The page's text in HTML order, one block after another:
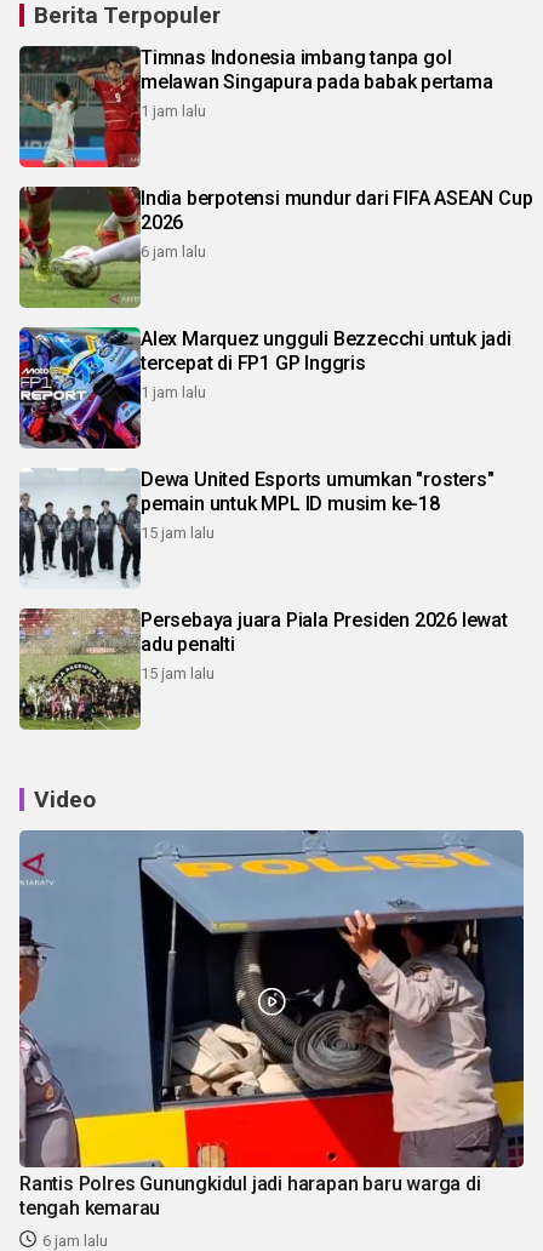
Berita Terpopuler
Timnas Indonesia imbang tanpa gol
melawan Singapura pada babak pertama
1 jam lalu
India berpotensi mundur dari FIFA ASEAN Cup
2026
6 jam lalu
Alex Marquez ungguli Bezzecchi untuk jadi
tercepat di FP1 GP Inggris
1 jam lalu
Dewa United Esports umumkan "rosters"
pemain untuk MPL ID musim ke-18
15 jam lalu
Persebaya juara Piala Presiden 2026 lewat
adu penalti
15 jam lalu
Video
Rantis Polres Gunungkidul jadi harapan baru warga di
tengah kemarau
6 jam lalu